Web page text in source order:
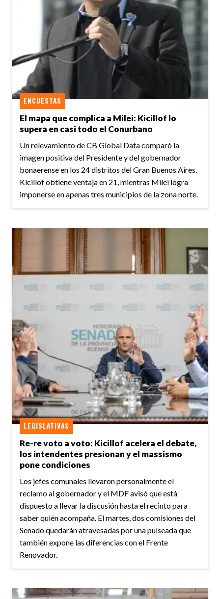
El mapa que complica a Milei: Kicillof lo
supera en casi todo el Conurbano
ENCUESTAS
Un relevamiento de CB Global Data comparó la
imagen positiva del Presidente y del gobernador
bonaerense en los 24 distritos del Gran Buenos Aires.
Kicillof obtiene ventaja en 21, mientras Milei logra
imponerse en apenas tres municipios de la zona norte.
Re-re voto a voto: Kicillof acelera el debate,
los intendentes presionan y el massismo
pone condiciones
LEGISLATIVAS
Los jefes comunales llevaron personalmente el
reclamo al gobernador y el MDF avisó que está
dispuesto a llevar la discusión hasta el recinto para
saber quién acompaña. El martes, dos comisiones del
Senado quedarán atravesadas por una pulseada que
también expone las diferencias con el Frente
Renovador.